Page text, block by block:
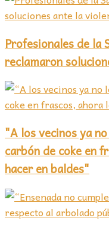
Profesionales de la
reclamaron
"A los vecinos ya
carbón de coke en
hacer en baldes"